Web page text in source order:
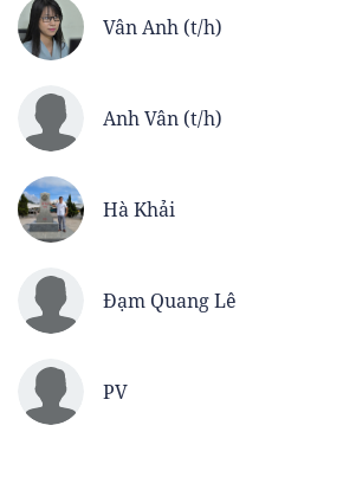
Vân Anh (t/h)
Anh Vân (t/h)
Hà Khải
Đạm Quang Lê
PV